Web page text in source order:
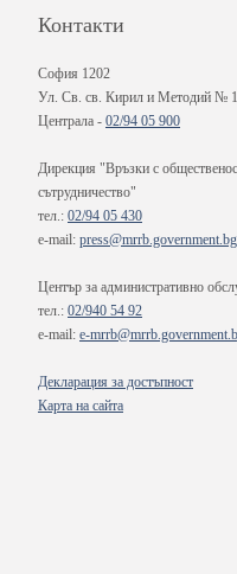
Контакти
София 1202
Ул. Св. св. Кирил и Методий №
Централа - 02/94 05 900
Дирекция "Връзки с
сътрудничество"
тел.: 02/94 05 430
e-mail: press@mrrb.government.bg
Център за административно
тел.: 02/940 54 92
e-mail: e-
Декларация за достъпност
Карта на сайта